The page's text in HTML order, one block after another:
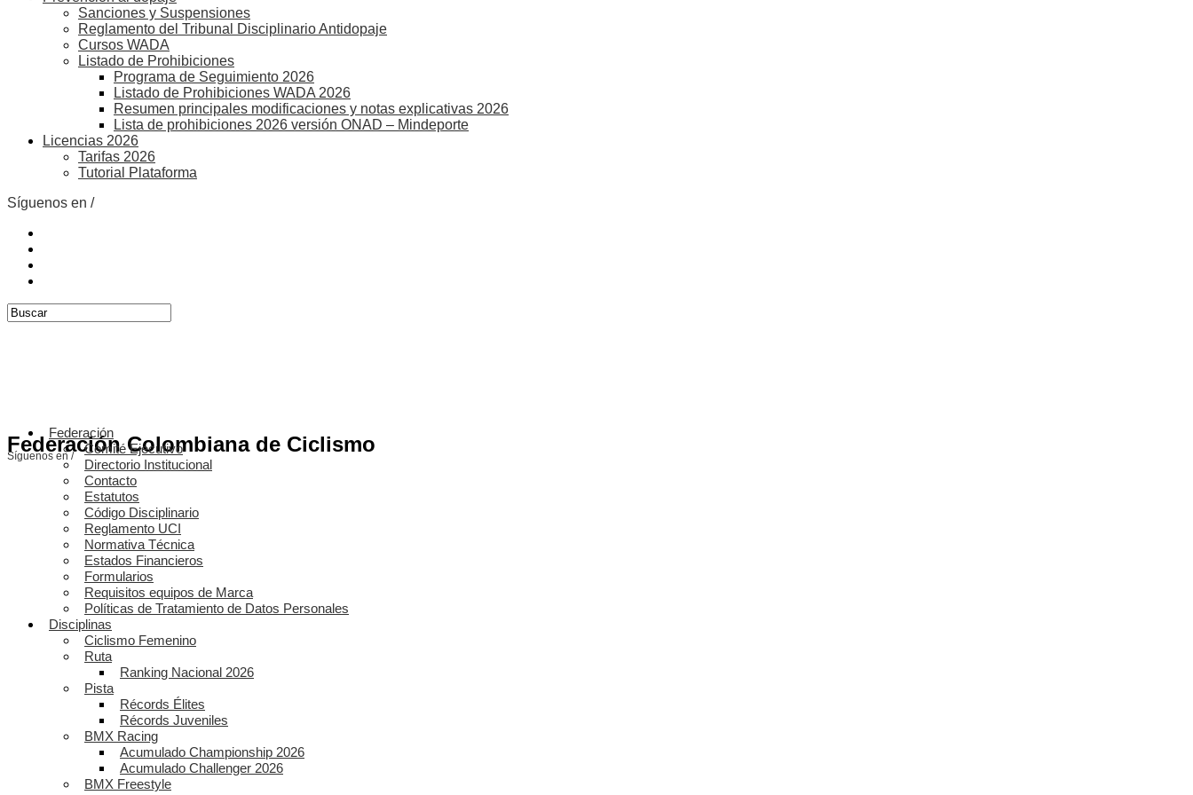
Sanciones y Suspensiones
Reglamento del Tribunal Disciplinario Antidopaje
Cursos WADA
Listado de Prohibiciones
Programa de Seguimiento 2026
Listado de Prohibiciones WADA 2026
Resumen principales modificaciones y notas explicativas 2026
Lista de prohibiciones 2026 versión ONAD – Mindeporte
Licencias 2026
Tarifas 2026
Tutorial Plataforma
Síguenos en /
Federación Colombiana de Ciclismo
Síguenos en /
Federación
Comité Ejecutivo
Directorio Institucional
Contacto
Estatutos
Código Disciplinario
Reglamento UCI
Normativa Técnica
Estados Financieros
Formularios
Requisitos equipos de Marca
Políticas de Tratamiento de Datos Personales
Disciplinas
Ciclismo Femenino
Ruta
Ranking Nacional 2026
Pista
Récords Élites
Récords Juveniles
BMX Racing
Acumulado Championship 2026
Acumulado Challenger 2026
BMX Freestyle